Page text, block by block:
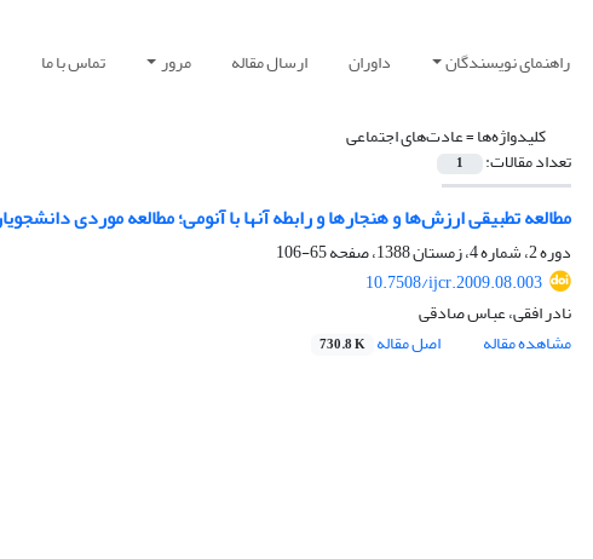
راهنمای نویسندگان داوران ارسال مقاله مرور تماس با ما
کلیدواژه‌ها =عادت‌های اجتماعی
تعداد مقالات: 1
مطالعه تطبیقی ارزش‌ها و هنجارها و رابطه آنها با آنومی؛ مطالعه موردی
دوره 2، شماره 4، زمستان 1388، صفحه
65-106
10.7508/ijcr.2009.08.003
نادر افقی، عباس صادقی
مشاهده مقاله
اصل مقاله 730.8 K